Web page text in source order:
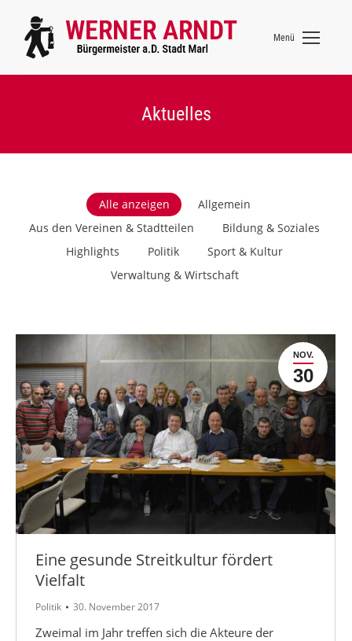
Menü
Aktuelles
Alle anzeigen
Allgemein
Aus den Vereinen & Stadtteilen
Bildung & Soziales
Highlights
Politik
Sport & Kultur
Verwaltung & Wirtschaft
NOV.
30
Eine gesunde Streitkultur fördert
Vielfalt
Politik 30. November 2017
Zweimal im Jahr treffen sich die Akteure der